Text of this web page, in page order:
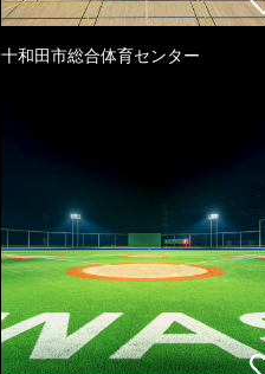
十和田市総合体育センター